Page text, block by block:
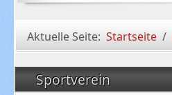
Aktuelle Seite: Startseite
Sportverein